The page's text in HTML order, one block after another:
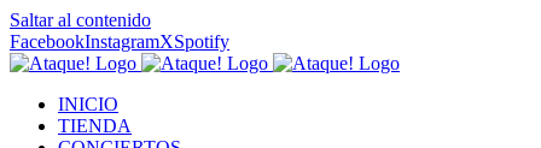
Saltar al contenido
FacebookInstagramXSpotify
INICIO
TIENDA